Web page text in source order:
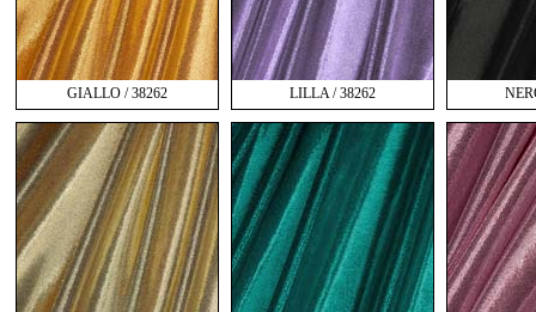
GIALLO / 38262 LILLA / 38262